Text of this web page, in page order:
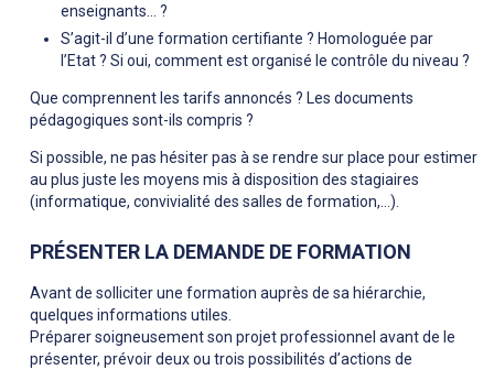
enseignants... ?
S’agit-il d’une formation certifiante ? Homologuée par
l’Etat ? Si oui, comment est organisé le contrôle du niveau ?
Que comprennent les tarifs annoncés ? Les documents
pédagogiques sont-ils compris ?
Si possible, ne pas hésiter pas à se rendre sur place pour estimer
au plus juste les moyens mis à disposition des stagiaires
(informatique, convivialité des salles de formation,…).
PRÉSENTER LA DEMANDE DE FORMATION
Avant de solliciter une formation auprès de sa hiérarchie,
quelques informations utiles.
Préparer soigneusement son projet professionnel avant de le
présenter, prévoir deux ou trois possibilités d’actions de